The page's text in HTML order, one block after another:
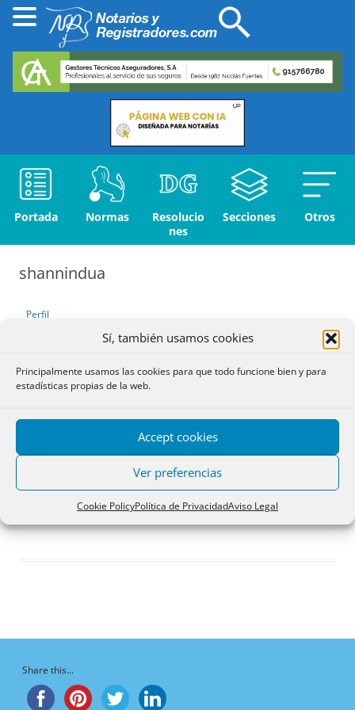
Sí, también usamos cookies
Principalmente usamos las cookies para que todo funcione bien y para
estadísticas propias de la web.
Accept cookies
Ver preferencias
Cookie PolicyPolítica de PrivacidadAviso Legal
Portada Normas
Resolucio
nes
Secciones Otros
shannindua
Perfil
Debates iniciados
Respuestas creadas
Participaciones
Favoritos
Respuestas de foro
creadas
¡Vaya, no hay respuestas aquí!
Share this...